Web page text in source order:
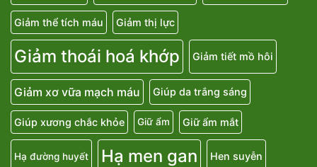
Giảm thể tích máu Giảm thị lực
Giảm thoái hoá khớp Giảm tiết mồ hôi
Giảm xơ vữa mạch máu Giúp da trắng sáng
Giúp xương chắc khỏe Giữ ẩm Giữ ẩm mắt
Hạ đường huyết Hạ men gan Hen suyễn